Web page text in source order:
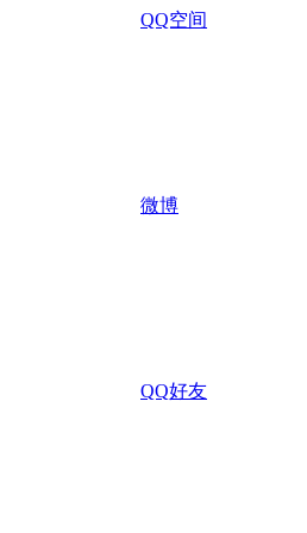
QQ空间
微博
QQ好友